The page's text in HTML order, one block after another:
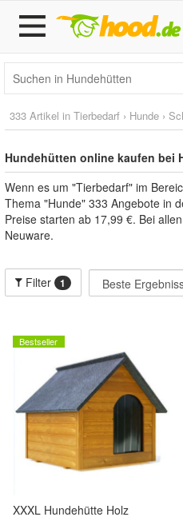
333 Artikel in Tierbedarf › Hunde ›
Hundehütten online kaufen bei
Wenn es um "Tierbedarf" im
Thema "Hunde" 333 Angebote in
Preise starten ab 17,99 €. Bei
Neuware.
Filter 1
Bestseller
XXXL Hundehütte Holz